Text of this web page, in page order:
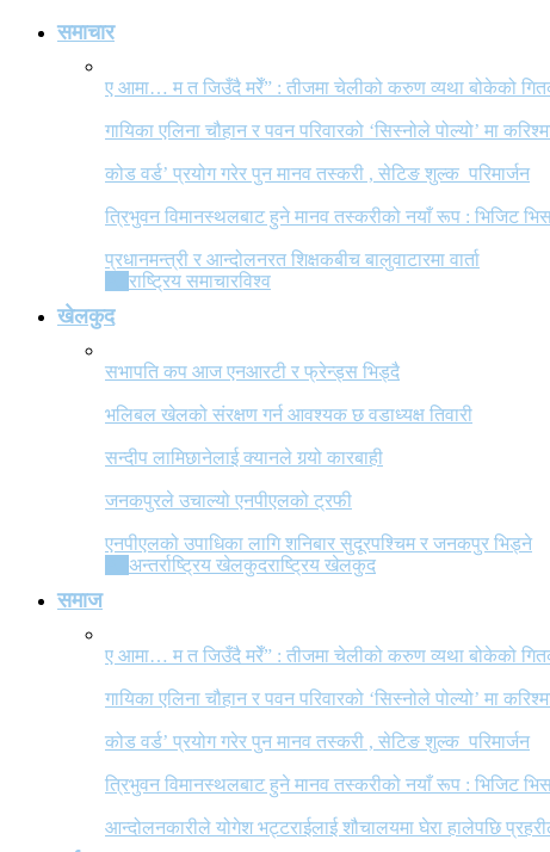
समाचार
ए आमा… म त जिउँदै मरेँ” : तीजमा चेलीको करुण व्यथा बोकेको
गायिका एलिना चौहान र पवन परिवारको ‘सिस्नोले पोल्यो’ मा
कोड वर्ड’ प्रयोग गरेर पुन मानव तस्करी , सेटिङ शुल्क परिमार्जन
त्रिभुवन विमानस्थलबाट हुने मानव तस्करीको नयाँ रूप : भिजिट
प्रधानमन्त्री र आन्दोलनरत शिक्षकबीच बालुवाटारमा वार्ता
राष्ट्रिय समाचारविश्व
खेलकुद
सभापति कप आज एनआरटी र फ्रेन्ड्स भिड्दै
भलिबल खेलको संरक्षण गर्न आवश्यक छ वडाध्यक्ष तिवारी
सन्दीप लामिछानेलाई क्यानले गर्‍यो कारबाही
जनकपुरले उचाल्यो एनपीएलको ट्रफी
एनपीएलको उपाधिका लागि शनिबार सुदूरपश्चिम र जनकपुर भिड्ने
अन्तर्राष्ट्रिय खेलकुदराष्ट्रिय खेलकुद
समाज
ए आमा… म त जिउँदै मरेँ” : तीजमा चेलीको करुण व्यथा बोकेको
गायिका एलिना चौहान र पवन परिवारको ‘सिस्नोले पोल्यो’ मा
कोड वर्ड’ प्रयोग गरेर पुन मानव तस्करी , सेटिङ शुल्क परिमार्जन
त्रिभुवन विमानस्थलबाट हुने मानव तस्करीको नयाँ रूप : भिजिट
आन्दोलनकारीले योगेश भट्टराईलाई शौचालयमा घेरा हालेपछि